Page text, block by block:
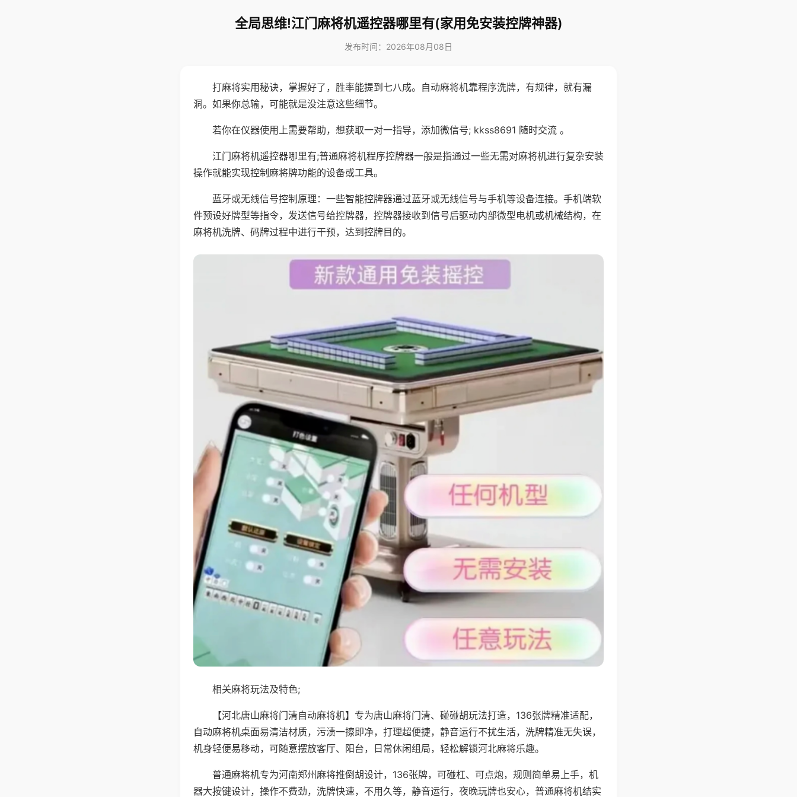
全局思维!江门麻将机遥控器哪里有(家用免安装控牌神器)
发布时间：2026年08月08日
打麻将实用秘诀，掌握好了，胜率能提到七八成。自动麻将机靠程序洗牌，有规律，就有漏
洞。如果你总输，可能就是没注意这些细节。
若你在仪器使用上需要帮助，想获取一对一指导，添加微信号; kkss8691 随时交流 。
江门麻将机遥控器哪里有;普通麻将机程序控牌器一般是指通过一些无需对麻将机进行复杂安装
操作就能实现控制麻将牌功能的设备或工具。
蓝牙或无线信号控制原理：一些智能控牌器通过蓝牙或无线信号与手机等设备连接。手机端软
件预设好牌型等指令，发送信号给控牌器，控牌器接收到信号后驱动内部微型电机或机械结构，在
麻将机洗牌、码牌过程中进行干预，达到控牌目的。
相关麻将玩法及特色;
【河北唐山麻将门清自动麻将机】专为唐山麻将门清、碰碰胡玩法打造，136张牌精准适配，
自动麻将机桌面易清洁材质，污渍一擦即净，打理超便捷，静音运行不扰生活，洗牌精准无失误，
机身轻便易移动，可随意摆放客厅、阳台，日常休闲组局，轻松解锁河北麻将乐趣。
普通麻将机专为河南郑州麻将推倒胡设计，136张牌，可碰杠、可点炮，规则简单易上手，机
器大按键设计，操作不费劲，洗牌快速，不用久等，静音运行，夜晚玩牌也安心，普通麻将机结实